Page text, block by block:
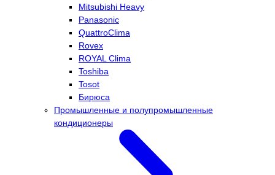
Mitsubishi Heavy
Panasonic
QuattroClima
Rovex
ROYAL Clima
Toshiba
Tosot
Бирюса
Промышленные и полупромышленные
кондиционеры